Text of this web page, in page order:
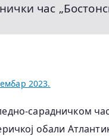
час
2023.
сарадничком
обали